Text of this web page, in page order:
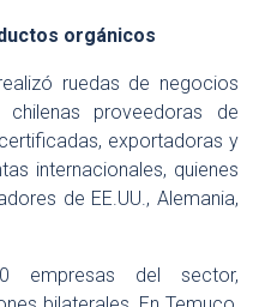
orgánicos
ruedas de negocios
proveedoras de
exportadoras y
internacionales, quienes
de EE.UU., Alemania,
empresas del sector,